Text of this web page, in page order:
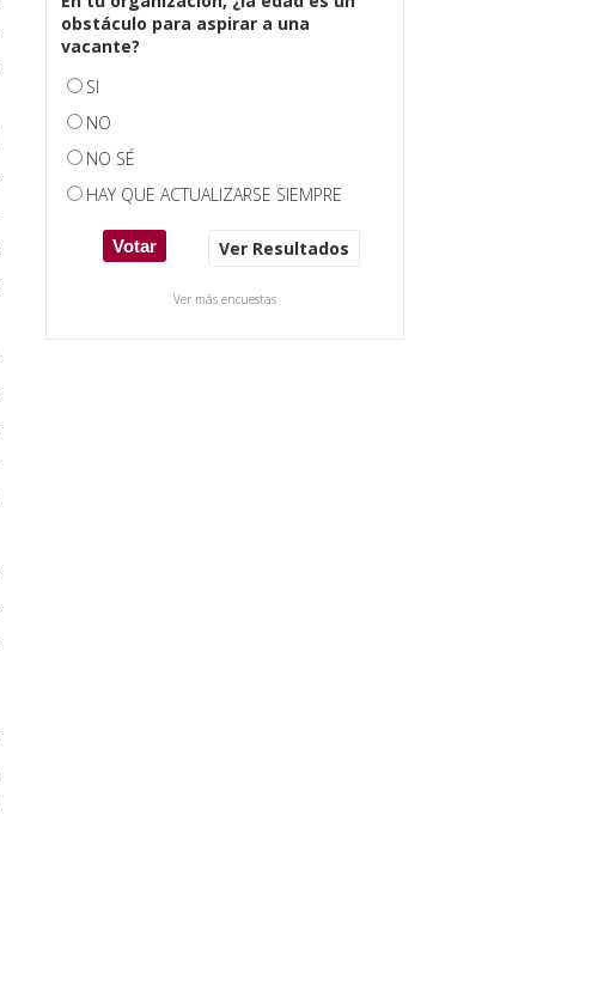
obstáculo para aspirar a una
vacante?
SI
NO
NO SÉ
HAY QUE ACTUALIZARSE SIEMPRE
Ver Resultados
Ver más encuestas